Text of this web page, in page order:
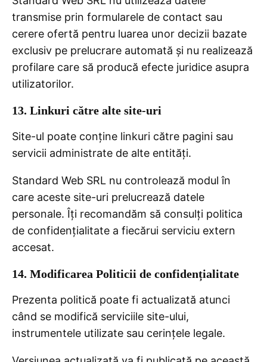
transmise prin formularele de contact sau
cerere ofertă pentru luarea unor decizii bazate
exclusiv pe prelucrare automată și nu realizează
profilare care să producă efecte juridice asupra
utilizatorilor.
13. Linkuri către alte site-uri
Site-ul poate conține linkuri către pagini sau
servicii administrate de alte entități.
Standard Web SRL nu controlează modul în
care aceste site-uri prelucrează datele
personale. Îți recomandăm să consulți politica
de confidențialitate a fiecărui serviciu extern
accesat.
14. Modificarea Politicii de confidențialitate
Prezenta politică poate fi actualizată atunci
când se modifică serviciile site-ului,
instrumentele utilizate sau cerințele legale.